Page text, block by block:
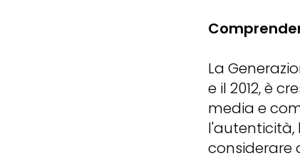
La
e il 2012, è
media e
l'autenticità,
considerare